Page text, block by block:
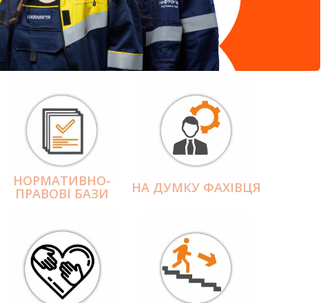
НОРМАТИВНО-
ПРАВОВІ БАЗИ НА ДУМКУ ФАХІВЦЯ